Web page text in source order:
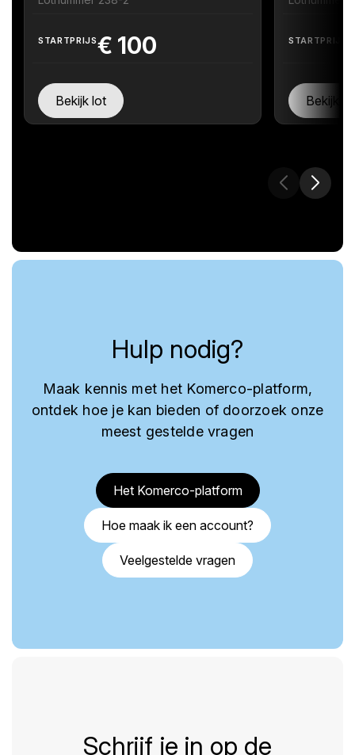
STARTPRIJS€ 100
Bekijk lot
STARTPRIJS
Bekijk
Hulp nodig?
Maak kennis met het Komerco-platform,
ontdek hoe je kan bieden of doorzoek onze
meest gestelde vragen
Het Komerco-platform
Hoe maak ik een account?
Veelgestelde vragen
Schrijf je in op de